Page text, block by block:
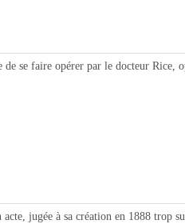
se faire opérer par le docteur Rice,
jugée à sa création en 1888 trop